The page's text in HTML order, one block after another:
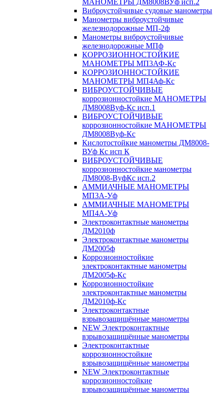
МАНОМЕТРЫ ДМ8008ВУф исп.2
Виброустойчивые судовые манометры
Манометры виброустойчивые
железнодорожные МП-2ф
Манометры виброустойчивые
железнодорожные МПф
КОРРОЗИОННОСТОЙКИЕ
МАНОМЕТРЫ МП3АФ-Кс
КОРРОЗИОННОСТОЙКИЕ
МАНОМЕТРЫ МП4Аф-Кс
ВИБРОУСТОЙЧИВЫЕ
коррозионностойкие МАНОМЕТРЫ
ДМ8008Вуф-Кс исп.1
ВИБРОУСТОЙЧИВЫЕ
коррозионностойкие МАНОМЕТРЫ
ДМ8008Вуф-Кс
Кислотостойкие манометры ДМ8008-
ВУф Кс исп К
ВИБРОУСТОЙЧИВЫЕ
коррозионностойкие манометры
ДМ8008-ВуфКс исп.2
АММИАЧНЫЕ МАНОМЕТРЫ
МП3А-Уф
АММИАЧНЫЕ МАНОМЕТРЫ
МП4А-Уф
Электроконтактные манометры
ДМ2010ф
Электроконтактные манометры
ДМ2005ф
Коррозионностойкие
электроконтактные манометры
ДМ2005ф-Кс
Коррозионностойкие
электроконтактные манометры
ДМ2010ф-Кс
Электроконтактные
взрывозащищённые манометры
NEW Электроконтактные
взрывозащищённые манометры
Электроконтактные
коррозионностойкие
взрывозащищённые манометры
NEW Электроконтактные
коррозионностойкие
взрывозащищённые манометры